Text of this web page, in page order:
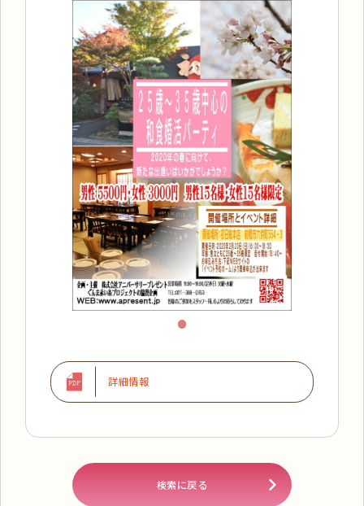
詳細情報
検索に戻る